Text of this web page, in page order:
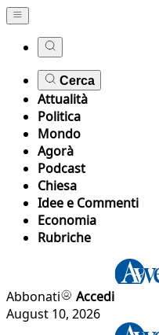
Cerca
Attualità
Politica
Mondo
Agorà
Podcast
Chiesa
Idee e Commenti
Economia
Rubriche
Abbonati
Accedi
August 10, 2026